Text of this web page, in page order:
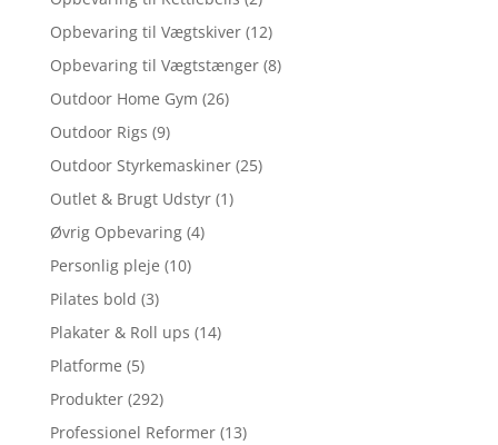
Opbevaring til Vægtskiver (12)
Opbevaring til Vægtstænger (8)
Outdoor Home Gym (26)
Outdoor Rigs (9)
Outdoor Styrkemaskiner (25)
Outlet & Brugt Udstyr (1)
Øvrig Opbevaring (4)
Personlig pleje (10)
Pilates bold (3)
Plakater & Roll ups (14)
Platforme (5)
Produkter (292)
Professionel Reformer (13)